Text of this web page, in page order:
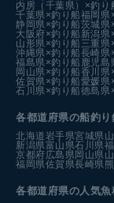
内房（千葉県）×釣り
千葉県×釣り船福岡県
静岡県×釣り船茨城県
大阪府×釣り船 新潟県
山形県×釣り船 三重県
沖縄県×釣り船長崎県
福島県×釣り船 鹿児島
岡山県×釣り船香川県
佐賀県×釣り船愛媛県
石川県×釣り船徳島県
各都道府県の船釣り
北海道岩手県宮城県
新潟県富山県石川県
京都府広島県岡山県
福岡県佐賀県長崎県
各都道府県の人気